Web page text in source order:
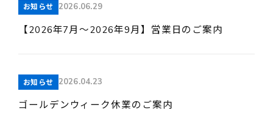
お知らせ 2026.06.29
【2026年7月～2026年9月】営業日のご案内
お知らせ 2026.04.23
ゴールデンウィーク休業のご案内